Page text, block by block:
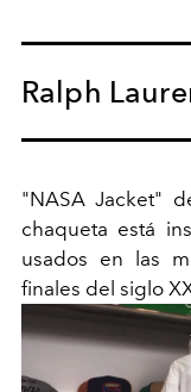
Ralph
"NASA Jacket"
chaqueta está
usados en las
finales del siglo